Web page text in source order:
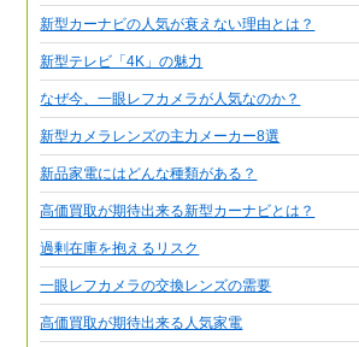
新型カーナビの人気が衰えない理由とは？
新型テレビ「4K」の魅力
なぜ今、一眼レフカメラが人気なのか？
新型カメラレンズの主力メーカー8選
新品家電にはどんな種類がある？
高価買取が期待出来る新型カーナビとは？
過剰在庫を抱えるリスク
一眼レフカメラの交換レンズの需要
高価買取が期待出来る人気家電